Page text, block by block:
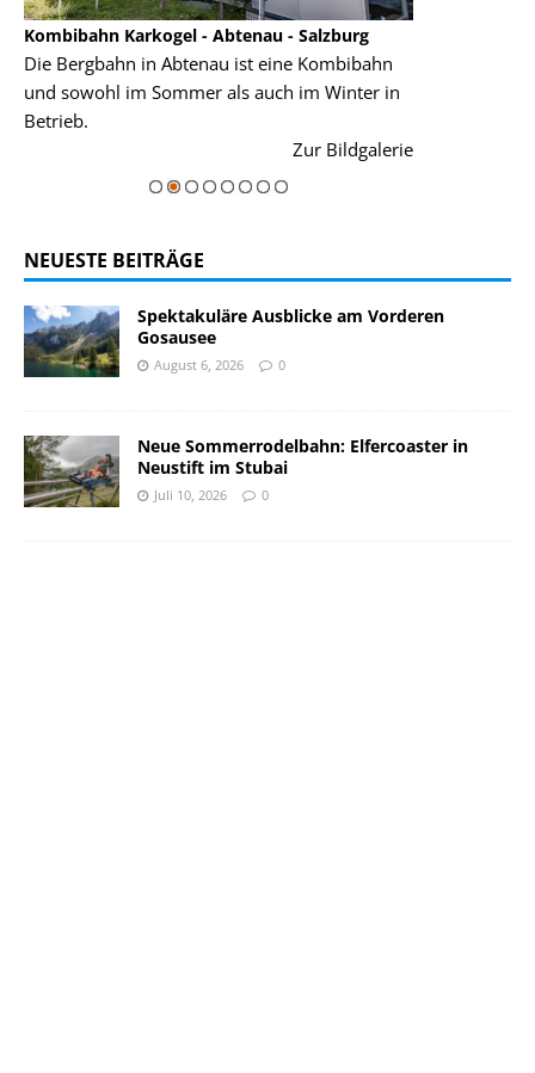
Kombibahn Karkogel - Abtenau - Salzburg
Die Bergbahn in Abtenau ist eine Kombibahn
und sowohl im Sommer als auch im Winter in
Betrieb.
Zur Bildgalerie
NEUESTE BEITRÄGE
Spektakuläre Ausblicke am Vorderen
Gosausee
August 6, 2026 0
Neue Sommerrodelbahn: Elfercoaster in
Neustift im Stubai
Juli 10, 2026 0